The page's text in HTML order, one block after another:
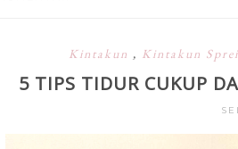
Kintakun , Kintakun
5 TIPS TIDUR CUKUP